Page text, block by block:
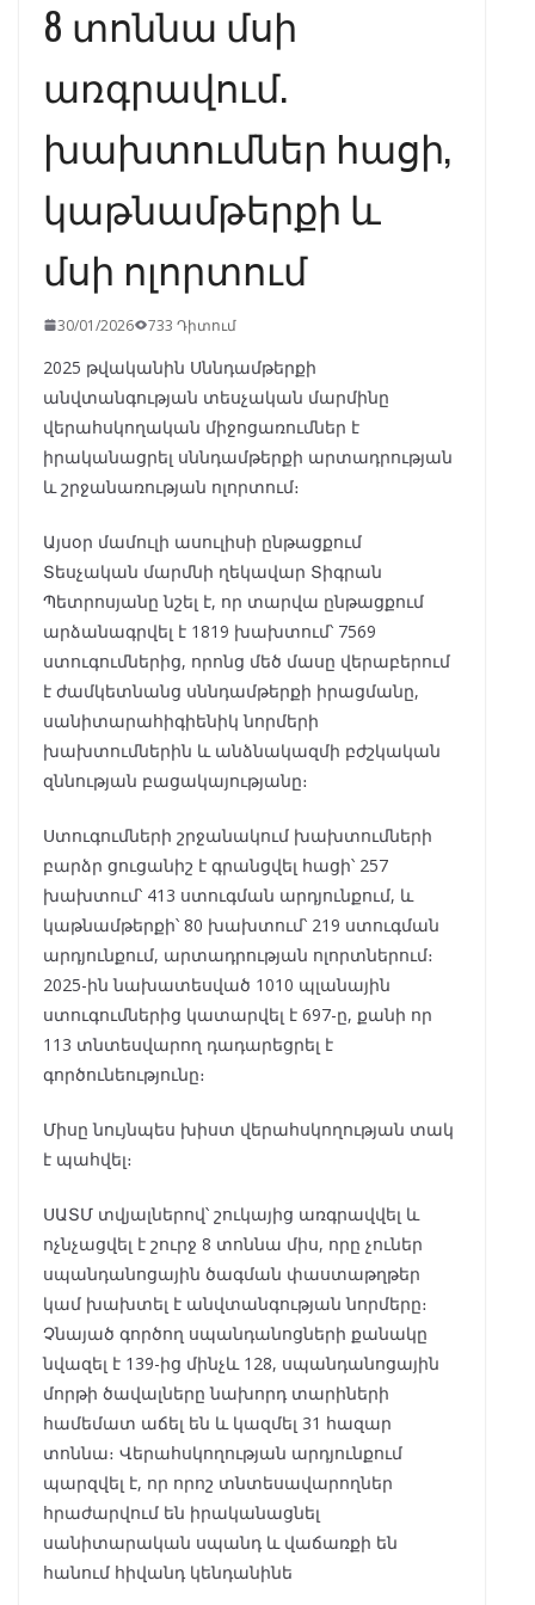
8 տոննա մսի
առգրավում.
խախտումներ հացի,
կաթնամթերքի և
մսի ոլորտում
30/01/2026 733 Դիտում
2025 թվականին Սննդամթերքի
անվտանգության տեսչական մարմինը
վերահսկողական միջոցառումներ է
իրականացրել սննդամթերքի արտադրության
և շրջանառության ոլորտում։
Այսօր մամուլի ասուլիսի ընթացքում
Տեսչական մարմնի ղեկավար Տիգրան
Պետրոսյանը նշել է, որ տարվա ընթացքում
արձանագրվել է 1819 խախտում՝ 7569
ստուգումներից, որոնց մեծ մասը վերաբերում
է ժամկետնանց սննդամթերքի իրացմանը,
սանիտարահիգիենիկ նորմերի
խախտումներին և անձնակազմի բժշկական
զննության բացակայությանը։
Ստուգումների շրջանակում խախտումների
բարձր ցուցանիշ է գրանցվել հացի՝ 257
խախտում՝ 413 ստուգման արդյունքում, և
կաթնամթերքի՝ 80 խախտում՝ 219 ստուգման
արդյունքում, արտադրության ոլորտներում։
2025-ին նախատեսված 1010 պլանային
ստուգումներից կատարվել է 697-ը, քանի որ
113 տնտեսվարող դադարեցրել է
գործունեությունը։
Միսը նույնպես խիստ վերահսկողության տակ
է պահվել։
ՍԱՏՄ տվյալներով՝ շուկայից առգրավվել և
ոչնչացվել է շուրջ 8 տոննա միս, որը չուներ
սպանդանոցային ծագման փաստաթղթեր
կամ խախտել է անվտանգության նորմերը։
Չնայած գործող սպանդանոցների քանակը
նվազել է 139-ից մինչև 128, սպանդանոցային
մորթի ծավալները նախորդ տարիների
համեմատ աճել են և կազմել 31 հազար
տոննա։ Վերահսկողության արդյունքում
պարզվել է, որ որոշ տնտեսավարողներ
հրաժարվում են իրականացնել
սանիտարական սպանդ և վաճառքի են
հանում հիվանդ կենդանինե